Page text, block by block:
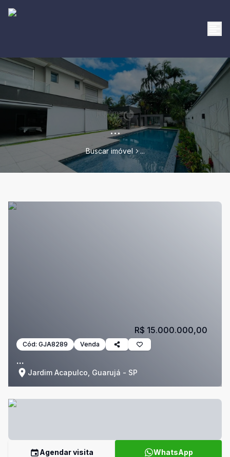
...
Buscar imóvel ...
Cód: GJA8289 Venda
...
Jardim Acapulco, Guarujá - SP
R$ 15.000.000,00
Agendar visita WhatsApp